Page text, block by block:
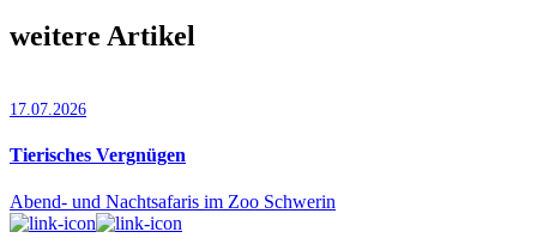
weitere Artikel
17.07.2026
Tierisches Vergnügen
Abend- und Nachtsafaris im Zoo Schwerin